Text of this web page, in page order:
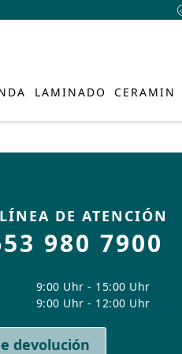
LAMINADO CERAMIN
SUELO
CLASSEN
Ventajas del
Suelos
Y
CLASSEN
Ventajas de
Producto
SUELO
Ventajas del
Colecciones
DE
Descubre ideas
en bricolaje y
hogar, para
Centro de
Preguntas
Diseño
Sostenibilidad
DE ATENCIÓN
980 7900
9:00 Uhr - 15:00 Uhr
9:00 Uhr - 12:00 Uhr
devolución